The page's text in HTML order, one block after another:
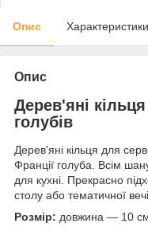
Опис Характеристики
Опис
Дерев'яні
голубів
Дерев'яні кільця для
Франції голуба. Всім
для кухні. Прекрасно
столу або тематичної
Розмір: довжина — 10